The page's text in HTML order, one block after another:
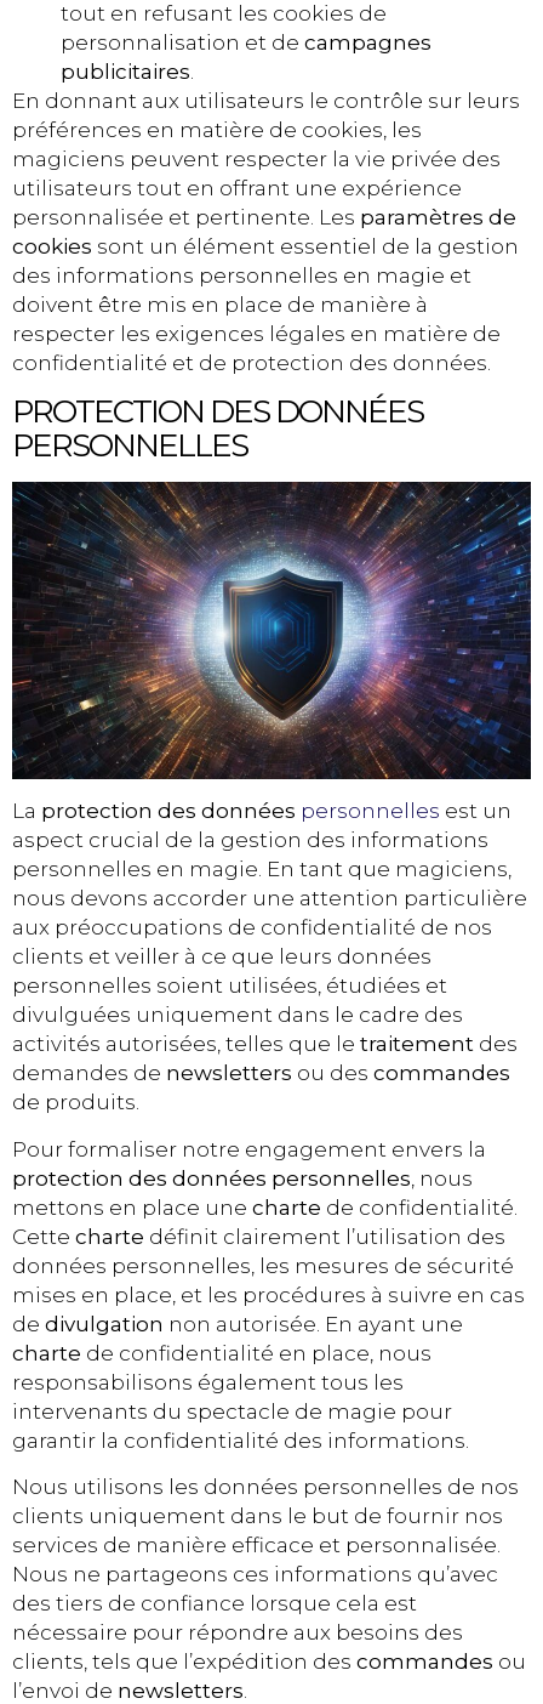
tout en refusant les cookies de
personnalisation et de campagnes
publicitaires
En donnant aux utilisateurs le contrôle sur leurs
préférences en matière de cookies, les
magiciens peuvent respecter la vie privée des
utilisateurs tout en offrant une expérience
personnalisée et pertinente. Les paramètres de
cookies sont un élément essentiel de la gestion
des informations personnelles en magie et
doivent être mis en place de manière à
respecter les exigences légales en matière de
confidentialité et de protection des données.
PROTECTION DES DONNÉES
PERSONNELLES
La protection des données personnelles est un
aspect crucial de la gestion des informations
personnelles en magie. En tant que magiciens,
nous devons accorder une attention particulière
aux préoccupations de confidentialité de nos
clients et veiller à ce que leurs données
personnelles soient utilisées, étudiées et
divulguées uniquement dans le cadre des
activités autorisées, telles que le traitement des
demandes de newsletters ou des commandes
de produits.
Pour formaliser notre engagement envers la
protection des données personnelles , nous
mettons en place une charte de confidentialité.
Cette charte définit clairement l’utilisation des
données personnelles, les mesures de sécurité
mises en place, et les procédures à suivre en cas
de divulgation non autorisée. En ayant une
charte de confidentialité en place, nous
responsabilisons également tous les
intervenants du spectacle de magie pour
garantir la confidentialité des informations.
Nous utilisons les données personnelles de nos
clients uniquement dans le but de fournir nos
services de manière efficace et personnalisée.
Nous ne partageons ces informations qu’avec
des tiers de confiance lorsque cela est
nécessaire pour répondre aux besoins des
clients, tels que l’expédition des commandes ou
l’envoi de newsletters.